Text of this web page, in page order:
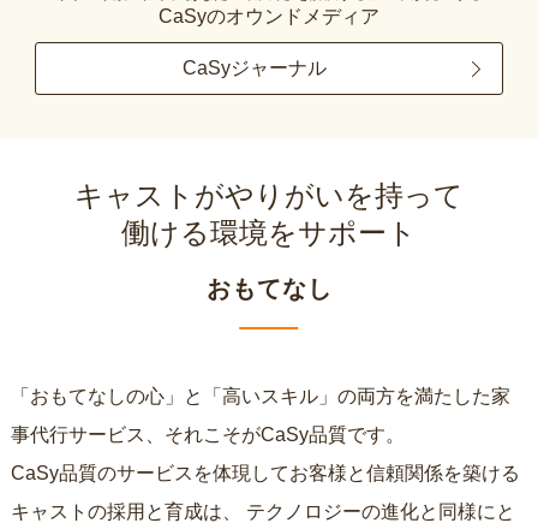
CaSyのオウンドメディア
CaSyジャーナル
キャストがやりがいを持って
働ける環境をサポート
おもてなし
「おもてなしの心」と「高いスキル」の両方を満たした家
事代行サービス、それこそがCaSy品質です。
CaSy品質のサービスを体現してお客様と信頼関係を築ける
キャストの採用と育成は、